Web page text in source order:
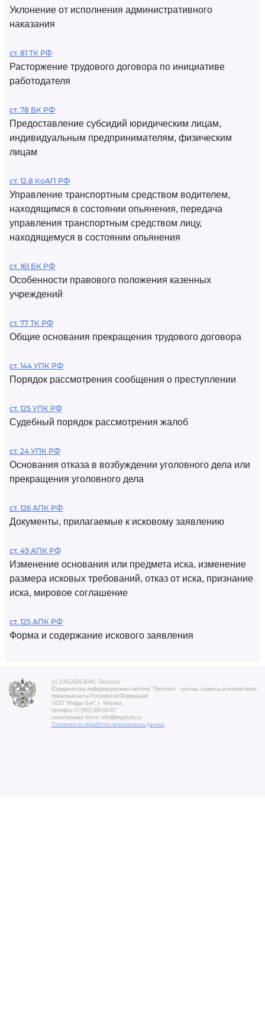
Уклонение от исполнения административного
наказания
ст. 81 ТК РФ
Расторжение трудового договора по инициативе
работодателя
ст. 78 БК РФ
Предоставление субсидий юридическим лицам,
индивидуальным предпринимателям, физическим
лицам
ст. 12.8 КоАП РФ
Управление транспортным средством водителем,
находящимся в состоянии опьянения, передача
управления транспортным средством лицу,
находящемуся в состоянии опьянения
ст. 161 БК РФ
Особенности правового положения казенных
учреждений
ст. 77 ТК РФ
Общие основания прекращения трудового договора
ст. 144 УПК РФ
Порядок рассмотрения сообщения о преступлении
ст. 125 УПК РФ
Судебный порядок рассмотрения жалоб
ст. 24 УПК РФ
Основания отказа в возбуждении уголовного дела или
прекращения уголовного дела
ст. 126 АПК РФ
Документы, прилагаемые к исковому заявлению
ст. 49 АПК РФ
Изменение основания или предмета иска, изменение
размера исковых требований, отказ от иска, признание
иска, мировое соглашение
ст. 125 АПК РФ
Форма и содержание искового заявления
(c) 2015-2026 ЮИС Легалакт
Юридическая информационная система "Легалакт - законы, кодексы и нормативно-
правовые акты Российской Федерации"
ООО "Инфра-Бит", г. Москва.
телефон +7 (910) 050-65-67
электронная почта: info@legalacts.ru
Политика по обработке персональных данных